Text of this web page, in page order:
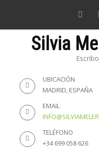
Silvia
UBICACIÓN
MADRID, ESPAÑA
EMAIL
TELÉFONO
+34 699 058 626